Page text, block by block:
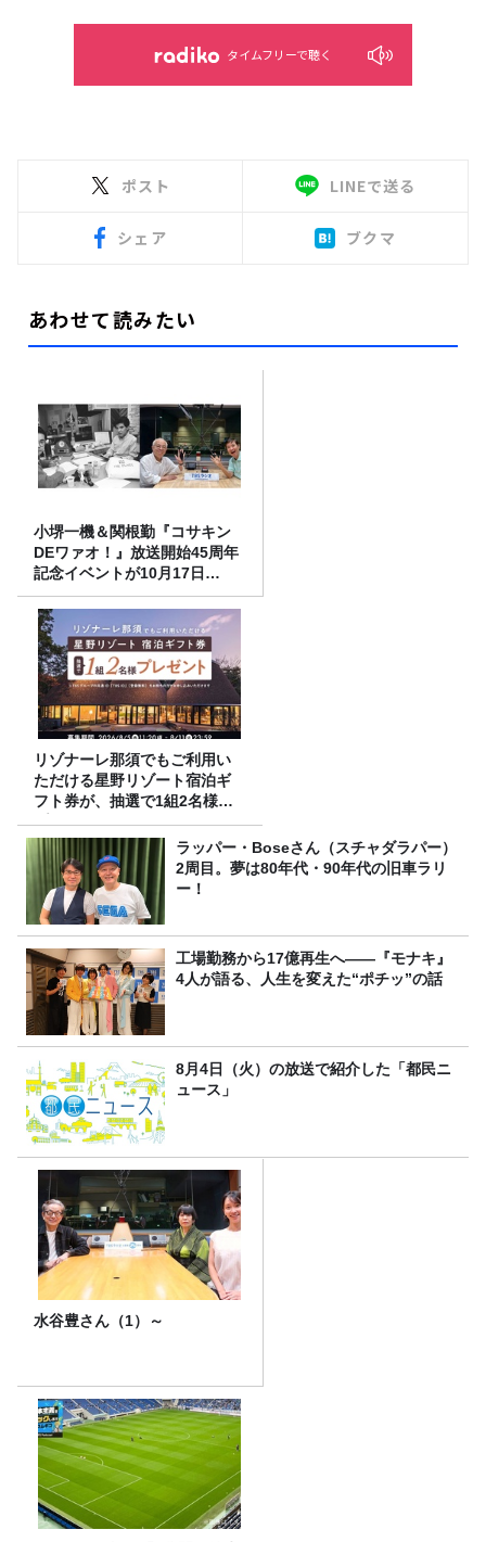
タイムフリーで聴く
ポスト LINEで送る
シェア ブクマ
あわせて読みたい
小堺一機＆関根勤『コサキン
DEワァオ！』放送開始45周年
記念イベントが10月17日
（土）に開催決定！本日より
FC先行受付スタート！
リゾナーレ那須でもご利用い
ただける星野リゾート宿泊ギ
フト券が、抽選で1組2名様に
プレゼント！
ラッパー・Boseさん（スチャダラパー）
2周目。夢は80年代・90年代の旧車ラリ
ー！
工場勤務から17億再生へ——『モナキ』
4人が語る、人生を変えた“ポチッ”の話
8月4日（火）の放送で紹介した「都民ニ
ュース」
水谷豊さん（1）～